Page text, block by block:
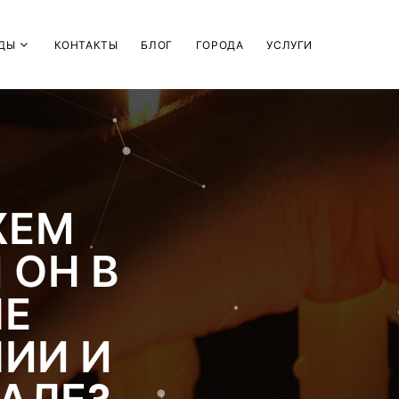
КОНТАКТЫ БЛОГ ГОРОДА УСЛУГИ
ОН В
И